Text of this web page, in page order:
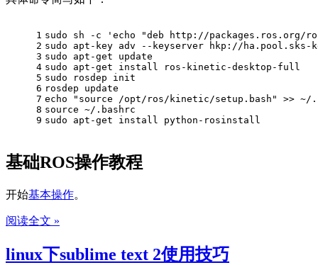
1
2
3
4
5
6
7
8
9
sudo sh -c
'echo "deb http://
sudo apt-key adv --keyserver hkp://ha.pool.sks-
sudo apt-get update
sudo apt-get install ros-kinetic-desktop-full
sudo rosdep init
rosdep update
echo
"source /opt/ros/kinetic/setup.bash"
>> ~/
source ~/.bashrc
sudo apt-get install python-rosinstall
基础ROS操作教程
开始基本操作。
阅读全文 »
linux下sublime text 2使用技巧